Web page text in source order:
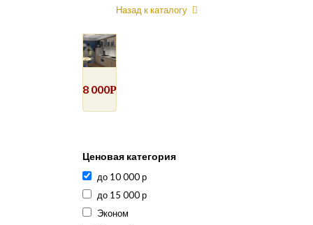
Назад к каталогу
8 000Р
Ценовая категория
до 10 000 р
до 15 000 р
Эконом